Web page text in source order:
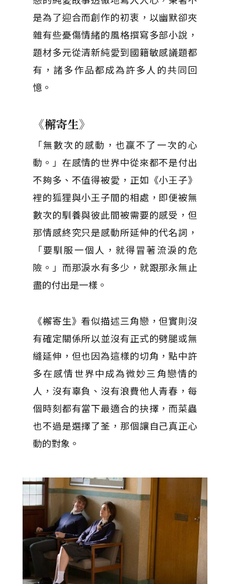
是為了迎合而創作的初衷，以幽默卻夾
雜有些憂傷情緒的風格撰寫多部小說，
題材多元從清新純愛到國籍敏感議題都
有，諸多作品都成為許多人的共同回
憶。
《檞寄生》
「無數次的感動，也贏不了一次的心
動。」在感情的世界中從來都不是付出
不夠多、不值得被愛，正如《小王子》
裡的狐狸與小王子間的相處，即便被無
數次的馴養與彼此間被需要的感受，但
那情感終究只是感動所延伸的代名詞，
「要馴服一個人，就得冒著流淚的危
險。」而那淚水有多少，就跟那永無止
盡的付出是一樣。
《檞寄生》看似描述三角戀，但實則沒
有確定關係所以並沒有正式的劈腿或無
縫延伸，但也因為這樣的切角，點中許
多在感情世界中成為微妙三角戀情的
人，沒有辜負、沒有浪費他人青春，每
個時刻都有當下最適合的抉擇，而菜蟲
也不過是選擇了荃，那個讓自己真正心
動的對象。